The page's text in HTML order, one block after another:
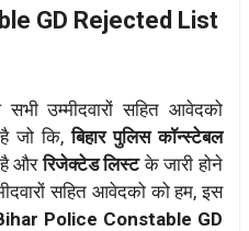
GD Rejected List
उम्मीदवारों सहित आवेदको
जो कि,बिहार पुलिस कॉन्स्टेबल
है औररिजेक्टेड लिस्टके जारी होने
सहित आवेदको को हम, इस
Police Constable GD